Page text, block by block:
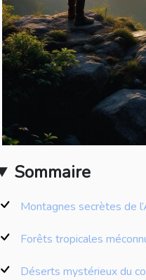
Sommaire
Montagnes secrètes de
Forêts tropicales
Déserts mystérieux du